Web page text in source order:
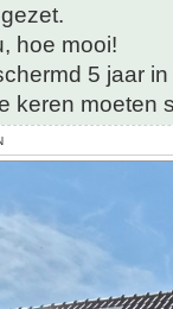
hoe mooi!
5 jaar
keren moeten